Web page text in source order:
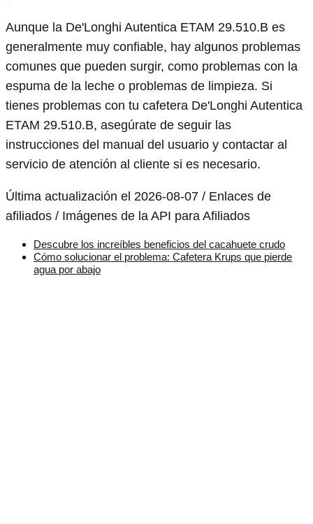
Aunque la De'Longhi Autentica ETAM 29.510.B es
generalmente muy confiable, hay algunos problemas
comunes que pueden surgir, como problemas con la
espuma de la leche o problemas de limpieza. Si
tienes problemas con tu cafetera De'Longhi Autentica
ETAM 29.510.B, asegúrate de seguir las
instrucciones del manual del usuario y contactar al
servicio de atención al cliente si es necesario.
Última actualización el 2026-08-07 / Enlaces de
afiliados / Imágenes de la API para Afiliados
Descubre los increíbles beneficios del cacahuete crudo
Cómo solucionar el problema: Cafetera Krups que pierde
agua por abajo